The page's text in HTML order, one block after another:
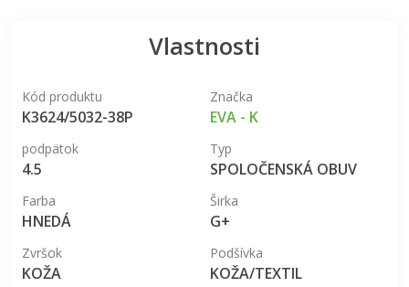
Vlastnosti
Kód produktu
K3624/5032-38P
Značka
EVA - K
podpätok
4.5
Typ
SPOLOČENSKÁ OBUV
Farba
HNEDÁ
Širka
G+
Zvršok
KOŽA
Podšívka
KOŽA/TEXTIL